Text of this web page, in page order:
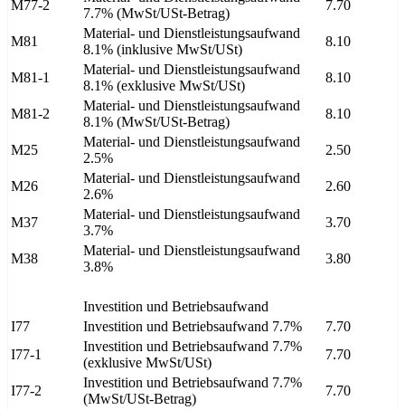
M77-2
7.7% (MwSt/USt-Betrag)
7.70
M81
Material- und Dienstleistungsaufwand
8.1% (inklusive MwSt/USt)
8.10
M81-1
Material- und Dienstleistungsaufwand
8.1% (exklusive MwSt/USt)
8.10
M81-2
Material- und Dienstleistungsaufwand
8.1% (MwSt/USt-Betrag)
8.10
M25
Material- und Dienstleistungsaufwand
2.5%
2.50
M26
Material- und Dienstleistungsaufwand
2.6%
2.60
M37
Material- und Dienstleistungsaufwand
3.7%
3.70
M38
Material- und Dienstleistungsaufwand
3.8%
3.80
Investition und Betriebsaufwand
I77
Investition und Betriebsaufwand 7.7%
7.70
I77-1
Investition und Betriebsaufwand 7.7%
(exklusive MwSt/USt)
7.70
I77-2
Investition und Betriebsaufwand 7.7%
(MwSt/USt-Betrag)
7.70